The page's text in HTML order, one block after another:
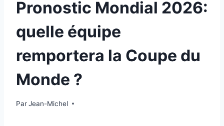
Pronostic Mondial 2026:
quelle équipe
remportera la Coupe du
Monde ?
ParJean-Michel
14 juin 2026